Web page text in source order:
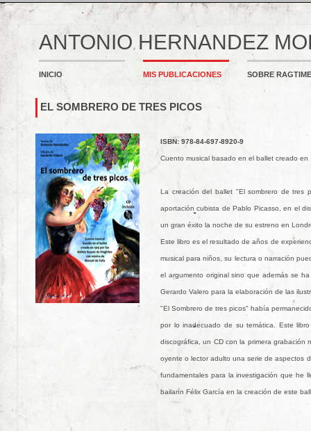
ANTONIO HERNANDEZ
INICIO MIS PUBLICACIONES SOBRE RAGTIME
EL SOMBRERO DE TRES PICOS
ISBN: 978-84-697-8920-9
Cuento musical basado en el ballet creado
La creación del ballet "El sombrero de tres
aportación cubista de Pablo Picasso, en el
un gran éxito la noche de su estreno en
Este libro es el resultado de años de
musical para niños, su lectura o narración
el argumento original sino que además se
Gerardo Valero para la elaboración de las
"El Sombrero de tres picos" había
por lo inadecuado de su temática. Este
discográfica, un CD con la primera grabación
oyente o lector adulto una serie de aspectos
fundamentales para la investigación que he
bailarín Félix García en la creación de este